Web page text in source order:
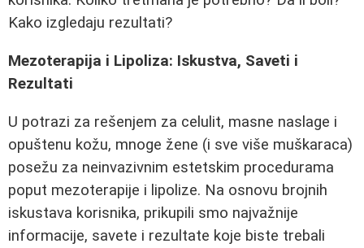
Kako izgledaju rezultati?
Mezoterapija i Lipoliza: Iskustva, Saveti i
Rezultati
U potrazi za rešenjem za celulit, masne naslage i
opuštenu kožu, mnoge žene (i sve više muškaraca)
posežu za neinvazivnim estetskim procedurama
poput mezoterapije i lipolize. Na osnovu brojnih
iskustava korisnika, prikupili smo najvažnije
informacije, savete i rezultate koje biste trebali